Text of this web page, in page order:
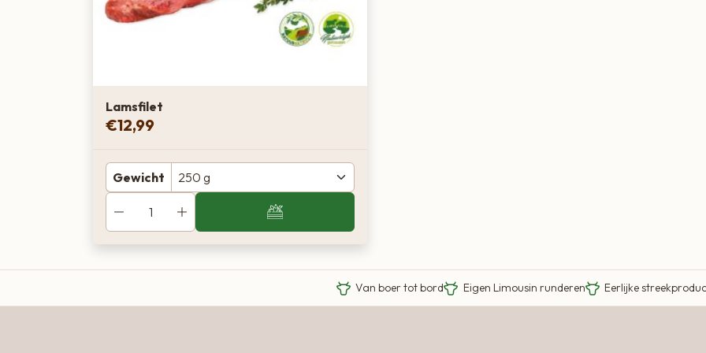
Lamsfilet
€12,99
Gewicht
Van boer tot bord Eigen Limousin runderen Eerlijke